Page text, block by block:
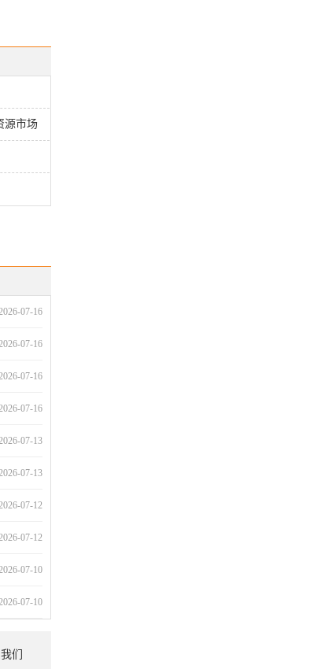
源市场
2026-07-16
2026-07-16
2026-07-16
2026-07-16
2026-07-13
2026-07-13
2026-07-12
2026-07-12
2026-07-10
2026-07-10
们